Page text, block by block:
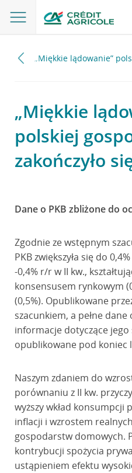
„Miękkie lądowanie”
„Miękkie
polskiej
zakończyło
Dane o PKB zbliżone do
Zgodnie ze wstępnym
PKB zwiększyła się do
-0,4% r/r w II kw.,
konsensusem rynkowym
(0,5%). Opublikowane
szacunkiem, a pełne
informacje dotyczące
opublikowane pod koniec
Naszym zdaniem do
porównaniu z II kw.
wyższy wkład konsumpcji
inflacji i wzrostem
gospodarstw domowych.
kontrybucji spożycia
ustąpieniem efektu